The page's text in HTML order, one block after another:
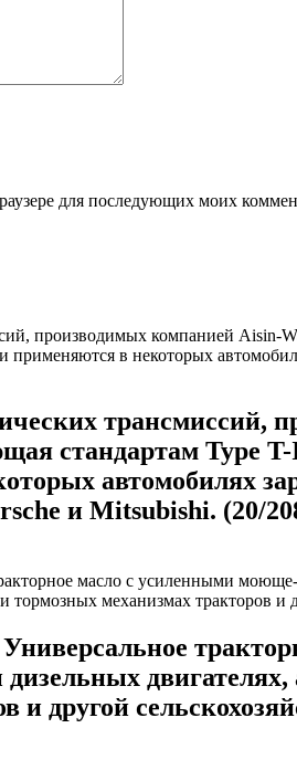
для последующих моих
трансмиссий,
стандартам Type
автомобилях
и Mitsubishi. (20/
и другой